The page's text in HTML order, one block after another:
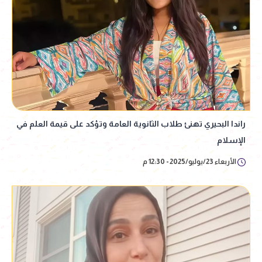
راندا البحيري تهنئ طلاب الثانوية العامة وتؤكد على قيمة العلم في
الإسلام
الأربعاء 23/يوليو/2025 - 12:30 م